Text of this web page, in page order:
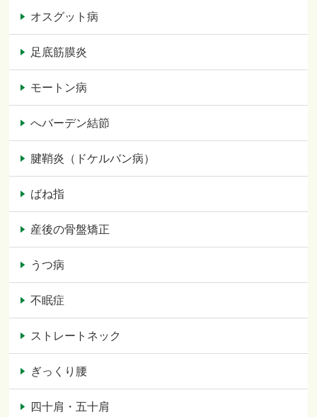
オスグット病
足底筋膜炎
モートン病
へバーデン結節
腱鞘炎（ドケルバン病）
ばね指
産後の骨盤矯正
うつ病
不眠症
ストレートネック
ぎっくり腰
四十肩・五十肩